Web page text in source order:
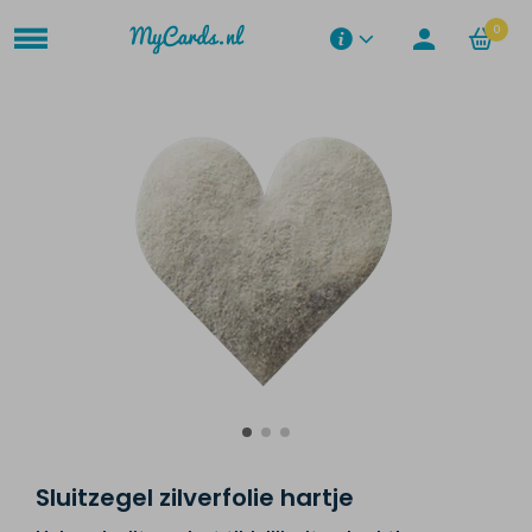
0
Sluitzegel zilverfolie hartje